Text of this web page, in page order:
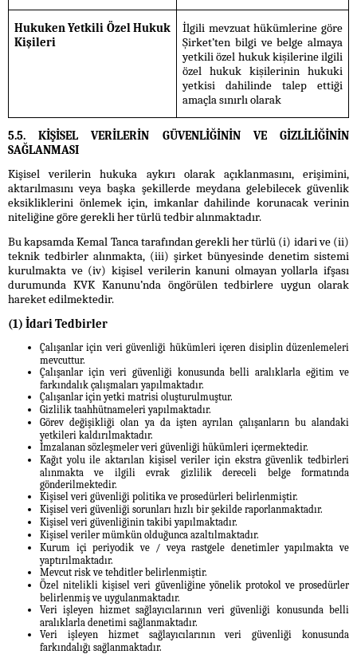
Hukuken Yetkili Özel Hukuk
Kişileri
İlgili mevzuat hükümlerine göre
Şirket’ten bilgi ve belge almaya
yetkili özel hukuk kişilerine ilgili
özel hukuk kişilerinin hukuki
yetkisi dahilinde talep ettiği
amaçla sınırlı olarak
5.5. KİŞİSEL VERİLERİN GÜVENLİĞİNİN VE GİZLİLİĞİNİN
SAĞLANMASI
Kişisel verilerin hukuka aykırı olarak açıklanmasını, erişimini,
aktarılmasını veya başka şekillerde meydana gelebilecek güvenlik
eksikliklerini önlemek için, imkanlar dahilinde korunacak verinin
niteliğine göre gerekli her türlü tedbir alınmaktadır.
Bu kapsamda Kemal Tanca tarafından gerekli her türlü (i) idari ve (ii)
teknik tedbirler alınmakta, (iii) şirket bünyesinde denetim sistemi
kurulmakta ve (iv) kişisel verilerin kanuni olmayan yollarla ifşası
durumunda KVK Kanunu’nda öngörülen tedbirlere uygun olarak
hareket edilmektedir.
(1) İdari Tedbirler
Çalışanlar için veri güvenliği hükümleri içeren disiplin düzenlemeleri
mevcuttur.
Çalışanlar için veri güvenliği konusunda belli aralıklarla eğitim ve
farkındalık çalışmaları yapılmaktadır.
Çalışanlar için yetki matrisi oluşturulmuştur.
Gizlilik taahhütnameleri yapılmaktadır.
Görev değişikliği olan ya da işten ayrılan çalışanların bu alandaki
yetkileri kaldırılmaktadır.
İmzalanan sözleşmeler veri güvenliği hükümleri içermektedir.
Kağıt yolu ile aktarılan kişisel veriler için ekstra güvenlik tedbirleri
alınmakta ve ilgili evrak gizlilik dereceli belge formatında
gönderilmektedir.
Kişisel veri güvenliği politika ve prosedürleri belirlenmiştir.
Kişisel veri güvenliği sorunları hızlı bir şekilde raporlanmaktadır.
Kişisel veri güvenliğinin takibi yapılmaktadır.
Kişisel veriler mümkün olduğunca azaltılmaktadır.
Kurum içi periyodik ve / veya rastgele denetimler yapılmakta ve
yaptırılmaktadır.
Mevcut risk ve tehditler belirlenmiştir.
Özel nitelikli kişisel veri güvenliğine yönelik protokol ve prosedürler
belirlenmiş ve uygulanmaktadır.
Veri işleyen hizmet sağlayıcılarının veri güvenliği konusunda belli
aralıklarla denetimi sağlanmaktadır.
Veri işleyen hizmet sağlayıcılarının veri güvenliği konusunda
farkındalığı sağlanmaktadır.